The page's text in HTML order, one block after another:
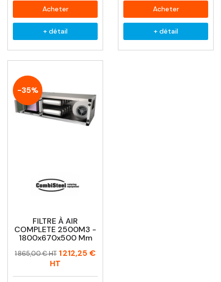
Acheter
+ détail
Acheter
+ détail
-35%
FILTRE À AIR
COMPLETE 2500M3 -
1800x670x500 Mm
Prix
Prix
1 865,00 € HT 1 212,25 €
HT